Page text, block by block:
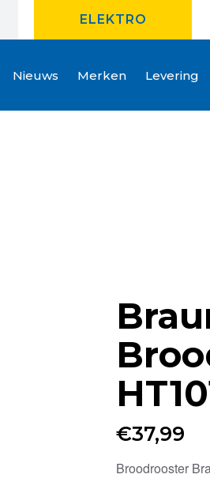
ELEKTRO
Nieuws Merken Levering
€37,99
Broodrooster